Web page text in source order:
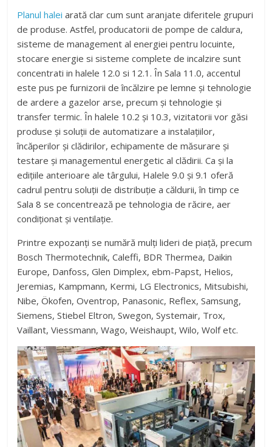
Planul halei arată clar cum sunt aranjate diferitele grupuri
de produse. Astfel, producatorii de pompe de caldura,
sisteme de management al energiei pentru locuinte,
stocare energie si sisteme complete de incalzire sunt
concentrati in halele 12.0 si 12.1. În Sala 11.0, accentul
este pus pe furnizorii de încălzire pe lemne și tehnologie
de ardere a gazelor arse, precum și tehnologie și
transfer termic. În halele 10.2 și 10.3, vizitatorii vor găsi
produse și soluții de automatizare a instalațiilor,
încăperilor și clădirilor, echipamente de măsurare și
testare și managementul energetic al clădirii. Ca și la
edițiile anterioare ale târgului, Halele 9.0 și 9.1 oferă
cadrul pentru soluții de distribuție a căldurii, în timp ce
Sala 8 se concentrează pe tehnologia de răcire, aer
condiționat și ventilație.
Printre expozanți se numără mulți lideri de piață, precum
Bosch Thermotechnik, Caleffi, BDR Thermea, Daikin
Europe, Danfoss, Glen Dimplex, ebm-Papst, Helios,
Jeremias, Kampmann, Kermi, LG Electronics, Mitsubishi,
Nibe, Ökofen, Oventrop, Panasonic, Reflex, Samsung,
Siemens, Stiebel Eltron, Swegon, Systemair, Trox,
Vaillant, Viessmann, Wago, Weishaupt, Wilo, Wolf etc.